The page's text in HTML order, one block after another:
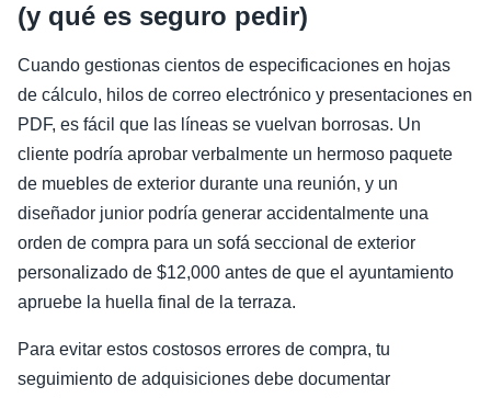
(y qué es seguro pedir)
Cuando gestionas cientos de especificaciones en hojas
de cálculo, hilos de correo electrónico y presentaciones en
PDF, es fácil que las líneas se vuelvan borrosas. Un
cliente podría aprobar verbalmente un hermoso paquete
de muebles de exterior durante una reunión, y un
diseñador junior podría generar accidentalmente una
orden de compra para un sofá seccional de exterior
personalizado de $12,000 antes de que el ayuntamiento
apruebe la huella final de la terraza.
Para evitar estos costosos errores de compra, tu
seguimiento de adquisiciones debe documentar